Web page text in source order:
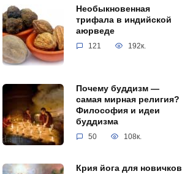
Необыкновенная
трифала в индийской
аюрведе
121 192к.
Почему буддизм —
самая мирная религия?
Философия и идеи
буддизма
50 108к.
Крия йога для новичков